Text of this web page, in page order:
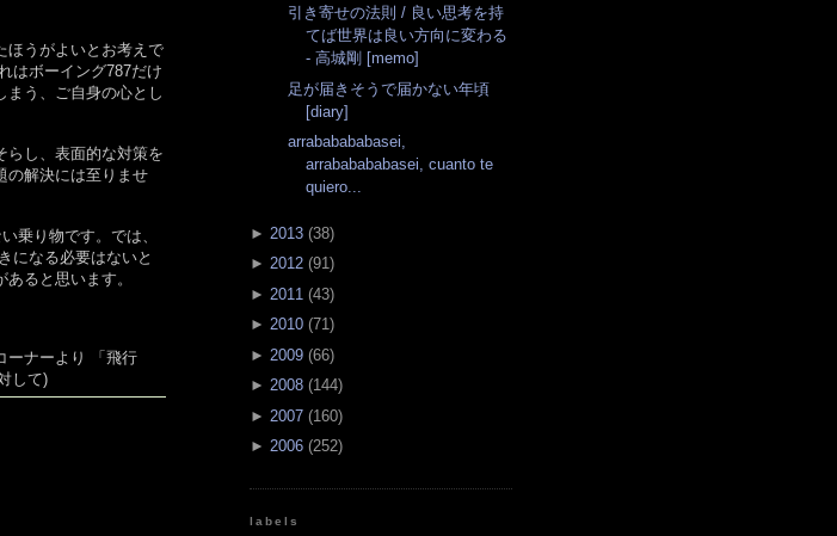
ほうがよいとお考えで
はボーイング787だけ
まう、ご自身の心とし
らし、表面的な対策を
の解決には至りませ
乗り物です。では、
になる必要はないと
ると思います。
ーナーより 「飛行
して)
引き寄せの法則 / 良い思考を持
てば世界は良い方向に変わる
- 高城剛 [memo]
足が届きそうで届かない年頃
[diary]
arrababababasei,
arrababababasei, cuanto te
quiero...
► 2013 (38)
► 2012 (91)
► 2011 (43)
► 2010 (71)
► 2009 (66)
► 2008 (144)
► 2007 (160)
► 2006 (252)
labels